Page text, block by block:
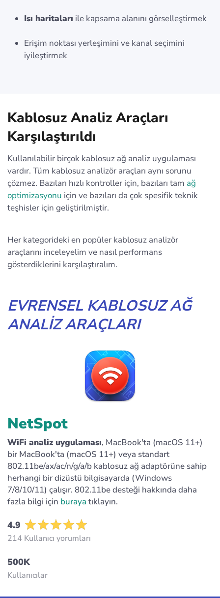
Isı haritaları ile kapsama alanını görselleştirmek
Erişim noktası yerleşimini ve kanal seçimini
iyileştirmek
Kablosuz Analiz Araçları
Karşılaştırıldı
Kullanılabilir birçok kablosuz ağ analiz uygulaması
vardır. Tüm kablosuz analizör araçları aynı sorunu
çözmez. Bazıları hızlı kontroller için, bazıları tam ağ
optimizasyonu için ve bazıları da çok spesifik teknik
teşhisler için geliştirilmiştir.
Her kategorideki en popüler kablosuz analizör
araçlarını inceleyelim ve nasıl performans
gösterdiklerini karşılaştıralım.
EVRENSEL KABLOSUZ AĞ
ANALIZ ARAÇLARI
NetSpot
WiFi analiz uygulaması, MacBook'ta (macOS 11+)
bir MacBook'ta (macOS 11+) veya standart
802.11be/ax/ac/n/g/a/b kablosuz ağ adaptörüne sahip
herhangi bir dizüstü bilgisayarda (Windows
7/8/10/11) çalışır. 802.11be desteği hakkında daha
fazla bilgi için buraya tıklayın.
4.9
214 Kullanıcı yorumları
500K
Kullanıcılar